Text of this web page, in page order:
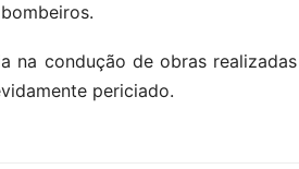
na condução de obras
periciado.